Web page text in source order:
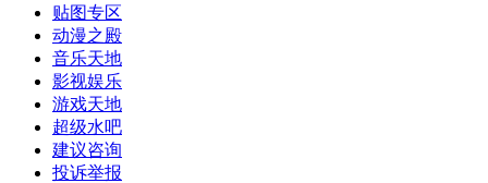
贴图专区
动漫之殿
音乐天地
影视娱乐
游戏天地
超级水吧
建议咨询
投诉举报